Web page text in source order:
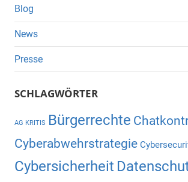
Blog
News
Presse
SCHLAGWÖRTER
AG KRITIS Bürgerrechte
Cyberabwehrstrategie
Cybersicherheit